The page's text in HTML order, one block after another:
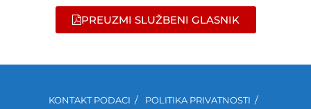
PREUZMI SLUŽBENI GLASNIK
KONTAKT PODACI
POLITIKA PRIVATNOSTI